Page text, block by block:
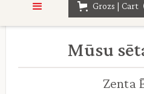
Grozs | Cart
Mūsu
Zenta